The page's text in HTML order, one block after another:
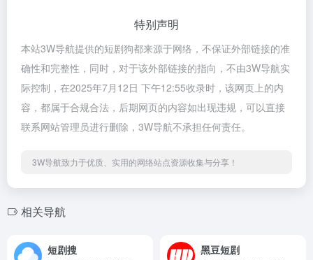
特别声明
本站3W导航提供的短剧狗都来源于网络，不保证外部链接的准
确性和完整性，同时，对于该外部链接的指向，不由3W导航实
际控制，在2025年7月12日 下午12:55收录时，该网页上的内
容，都属于合规合法，后期网页的内容如出现违规，可以直接
联系网站管理员进行删除，3W导航不承担任何责任。
3W导航致力于优质、实用的网络站点资源收集与分享！
相关导航
短剧搜 黑豆短剧